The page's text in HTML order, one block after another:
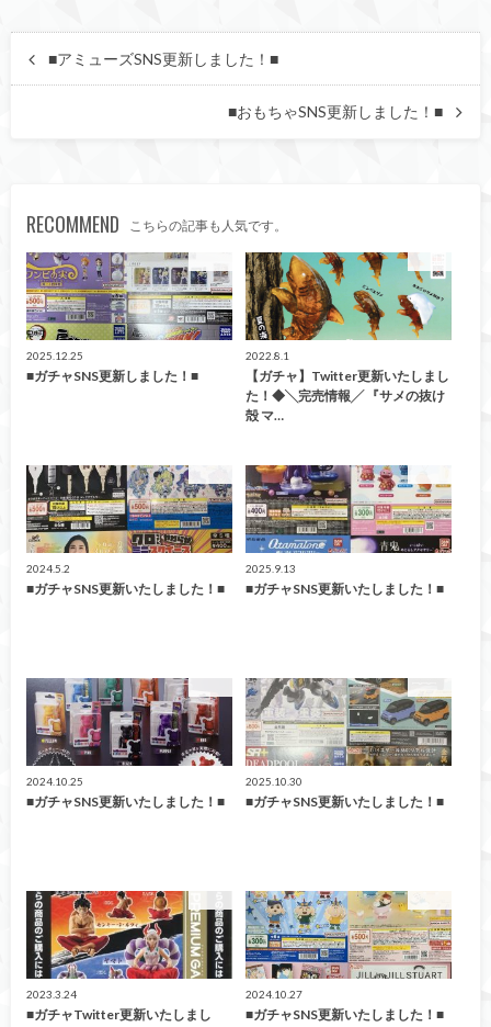
■アミューズSNS更新しました！■
■おもちゃSNS更新しました！■
RECOMMEND こちらの記事も人気です。
2025.12.25
■ガチャSNS更新しました！■
2022.8.1
【ガチャ】Twitter更新いたしまし
た！◆╲完売情報╱ 『サメの抜け
殻 マ…
2024.5.2
■ガチャSNS更新いたしました！■
2025.9.13
■ガチャSNS更新いたしました！■
2024.10.25
■ガチャSNS更新いたしました！■
2025.10.30
■ガチャSNS更新いたしました！■
2023.3.24
■ガチャTwitter更新いたしまし
2024.10.27
■ガチャSNS更新いたしました！■